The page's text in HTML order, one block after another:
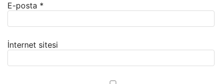
E-posta *
İnternet sitesi